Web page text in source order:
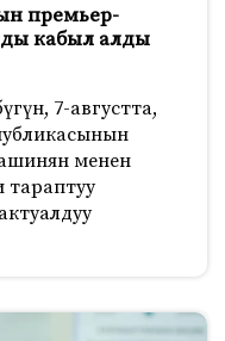
премьер-
кабыл алды
7-августта,
менен
тараптуу